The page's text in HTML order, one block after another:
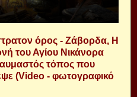
όρος - Ζάβορδα, Η
του Αγίου Νικάνορα
τόπος που
(Video - φωτογραφικό